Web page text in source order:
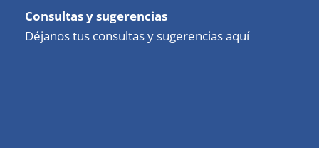
Consultas y sugerencias
Déjanos tus consultas y sugerencias aquí